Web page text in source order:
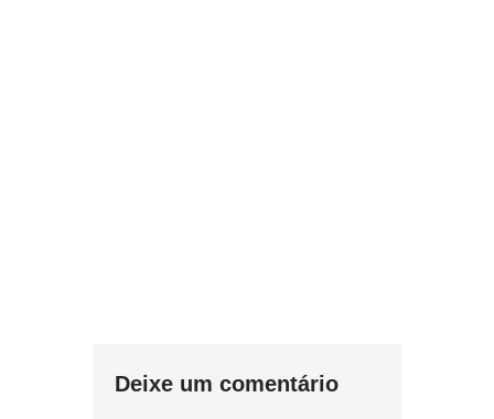
Deixe um comentário